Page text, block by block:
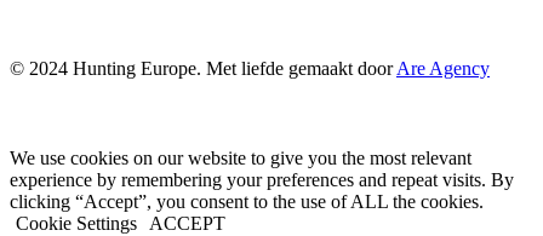
© 2024 Hunting Europe. Met liefde gemaakt doorAre Agency
We use cookies on our website to give you the most relevant
experience by remembering your preferences and repeat visits. By
clicking “Accept”, you consent to the use of ALL the cookies.
Cookie Settings
ACCEPT